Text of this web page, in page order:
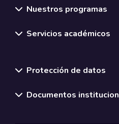
Nuestros programas
Servicios académicos
Protección de datos
Documentos